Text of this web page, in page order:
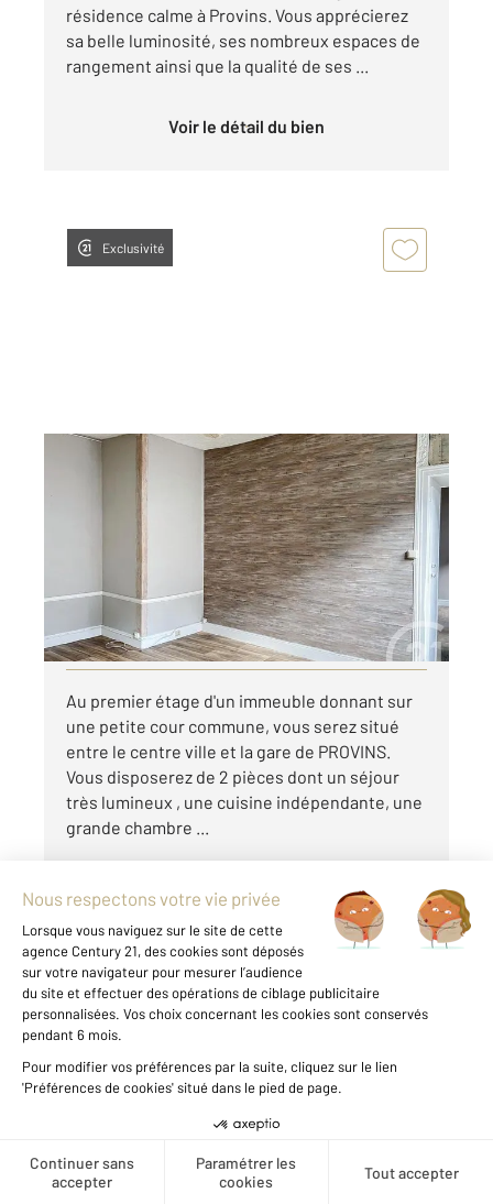
Créer une alerte
résidence calme à Provins. Vous apprécierez
sa belle luminosité, ses nombreux espaces de
rangement ainsi que la qualité de ses ...
Voir le détail du bien
Exclusivité
PROVINS 77
, 2 pièces
Ref : 50334
Appartement F2 à louer
510 €
par mois charges comprises
Visiter le site dédié
Au premier étage d'un immeuble donnant sur
une petite cour commune, vous serez situé
entre le centre ville et la gare de PROVINS.
Vous disposerez de 2 pièces dont un séjour
très lumineux , une cuisine indépendante, une
grande chambre ...
Voir le détail du bien